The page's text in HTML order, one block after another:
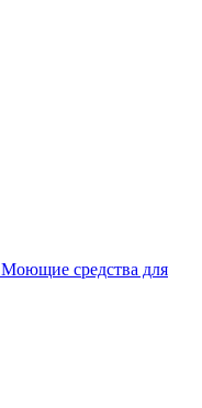
Моющие средства для